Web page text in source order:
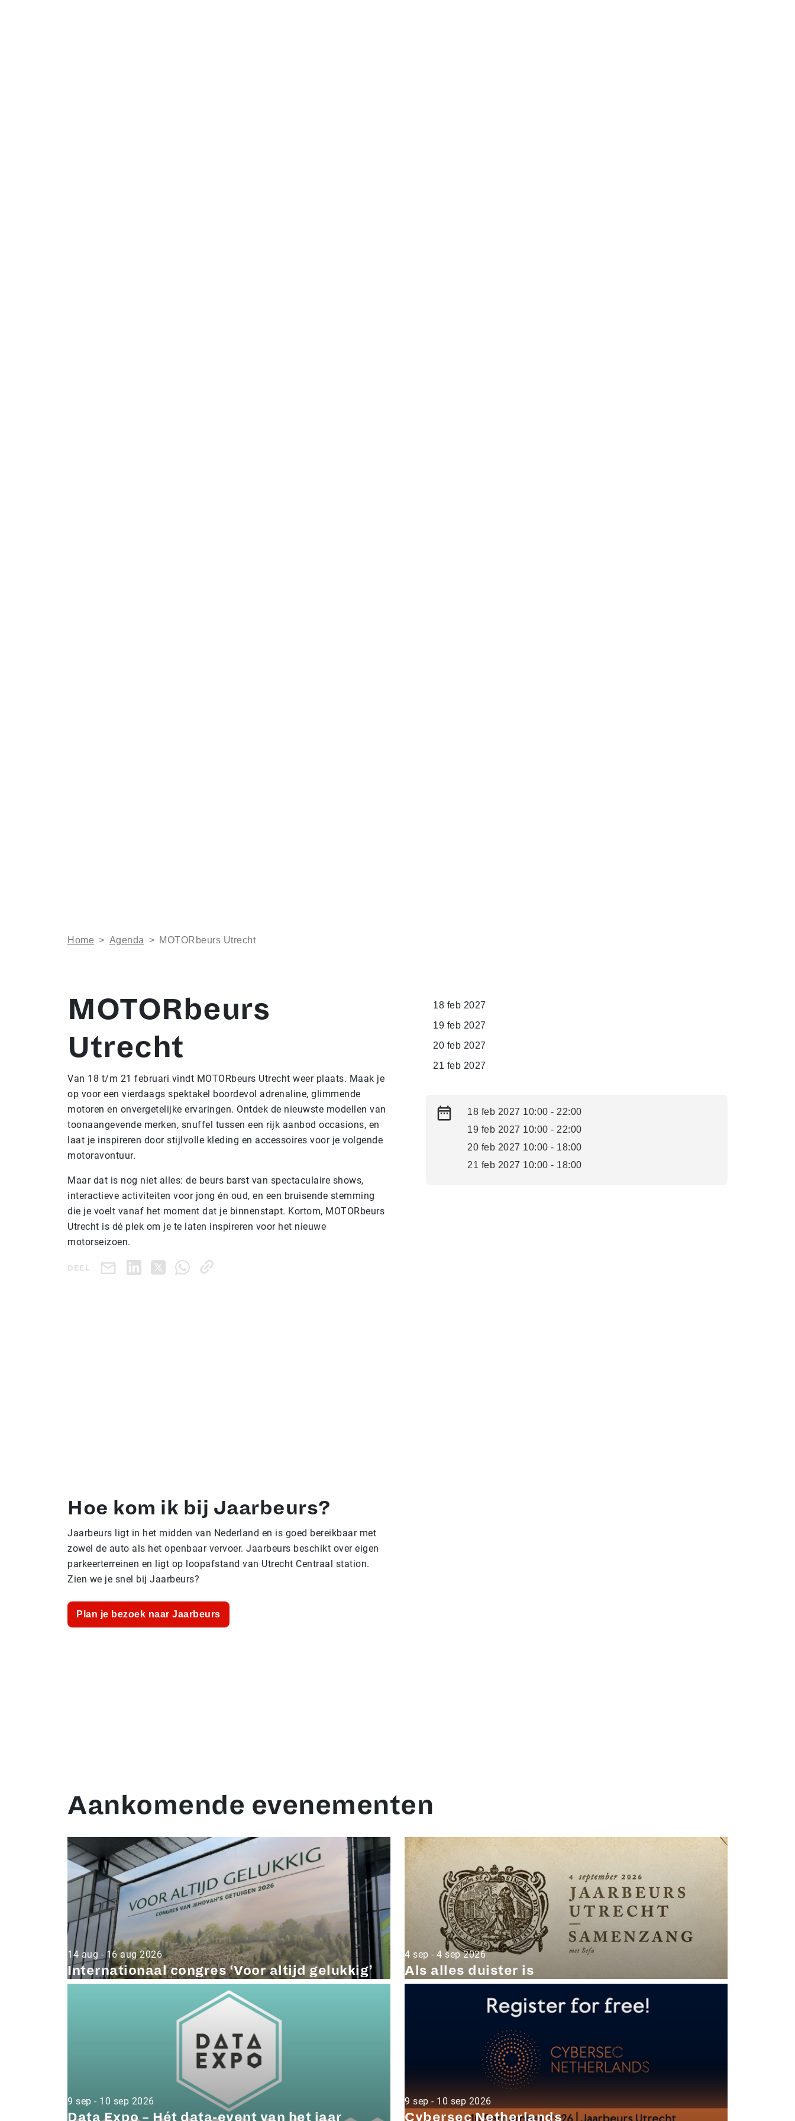
Home > Agenda > MOTORbeurs Utrecht
MOTORbeurs
Utrecht
Van 18 t/m 21 februari vindt MOTORbeurs Utrecht weer plaats. Maak je
op voor een vierdaags spektakel boordevol adrenaline, glimmende
motoren en onvergetelijke ervaringen. Ontdek de nieuwste modellen van
toonaangevende merken, snuffel tussen een rijk aanbod occasions, en
laat je inspireren door stijlvolle kleding en accessoires voor je volgende
motoravontuur.
Maar dat is nog niet alles: de beurs barst van spectaculaire shows,
interactieve activiteiten voor jong én oud, en een bruisende stemming
die je voelt vanaf het moment dat je binnenstapt. Kortom, MOTORbeurs
Utrecht is dé plek om je te laten inspireren voor het nieuwe
motorseizoen.
DEEL
18 feb 2027
19 feb 2027
20 feb 2027
21 feb 2027
18 feb 2027 10:00 - 22:00
19 feb 2027 10:00 - 22:00
20 feb 2027 10:00 - 18:00
21 feb 2027 10:00 - 18:00
Hoe kom ik bij Jaarbeurs?
Jaarbeurs ligt in het midden van Nederland en is goed bereikbaar met
zowel de auto als het openbaar vervoer. Jaarbeurs beschikt over eigen
parkeerterreinen en ligt op loopafstand van Utrecht Centraal station.
Zien we je snel bij Jaarbeurs?
Plan je bezoek naar Jaarbeurs
Aankomende evenementen
14 aug - 16 aug 2026
Internationaal congres ‘Voor altijd gelukkig’
4 sep - 4 sep 2026
Als alles duister is
9 sep - 10 sep 2026
Data Expo – Hét data-event van het jaar
9 sep - 10 sep 2026
Cybersec Netherlands